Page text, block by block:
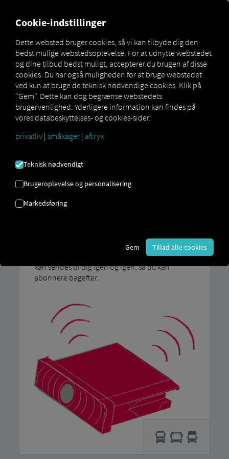
TELEMATIKBOKS
Effektivt holder flådestyring
børnebørn
Telematikboks fungerer på
enheden og RIO platformen.
for virksomhedens flydemanager i form en
digital flådestyring og de bedste multiple
flåde.
Platform du kan aktivere gratis tjenester til dine
køretøjer, f.eks. MAN ServiceCare S. Derudover
kan sendes til dig igen og igen, så du kan
abonnere bagefter.
Cookie-indstillinger
Dette websted bruger cookies, så vi kan tilbyde dig den
bedst mulige webstedsoplevelse. For at udnytte webstedet
og dine tilbud bedst muligt, accepterer du brugen af ​​disse
cookies. Du har også muligheden for at bruge webstedet
ved kun at bruge de teknisk nødvendige cookies. Klik på
"Gem". Dette kan dog begrænse webstedets
brugervenlighed. Yderligere information kan findes på
vores databeskyttelses- og cookies-sider.
privatliv | småkager | aftryk
Teknisk nødvendigt
Brugeroplevelse og personalisering
Markedsføring
Gem Tillad alle cookies